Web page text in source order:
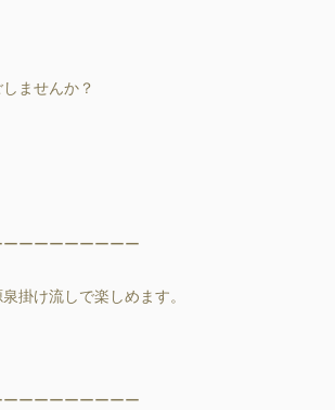
ませんか？
ーーーーーーーー
掛け流しで楽しめます。
ーーーーーーーー